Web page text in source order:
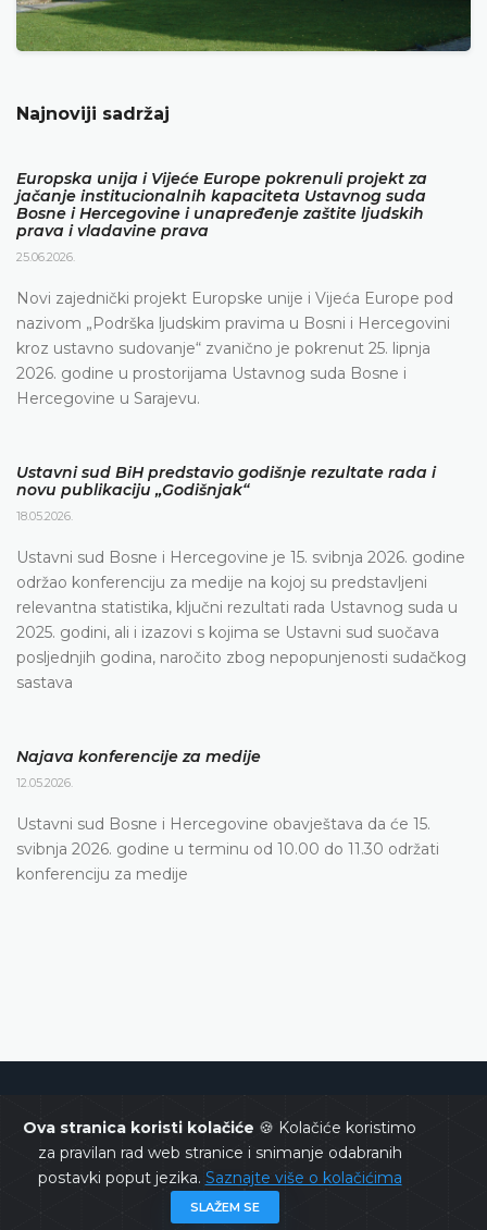
Ova stranica koristi kolačiće 🍪 Kolačiće koristimo
za pravilan rad web stranice i snimanje odabranih
postavki poput jezika. Saznajte više o kolačićima
SLAŽEM SE
Najnoviji sadržaj
Europska unija i Vijeće Europe pokrenuli projekt za
jačanje institucionalnih kapaciteta Ustavnog suda
Bosne i Hercegovine i unapređenje zaštite ljudskih
prava i vladavine prava
25.06.2026.
Novi zajednički projekt Europske unije i Vijeća Europe pod
nazivom „Podrška ljudskim pravima u Bosni i Hercegovini
kroz ustavno sudovanje“ zvanično je pokrenut 25. lipnja
2026. godine u prostorijama Ustavnog suda Bosne i
Hercegovine u Sarajevu.
Ustavni sud BiH predstavio godišnje rezultate rada i
novu publikaciju „Godišnjak“
18.05.2026.
Ustavni sud Bosne i Hercegovine je 15. svibnja 2026. godine
održao konferenciju za medije na kojoj su predstavljeni
relevantna statistika, ključni rezultati rada Ustavnog suda u
2025. godini, ali i izazovi s kojima se Ustavni sud suočava
posljednjih godina, naročito zbog nepopunjenosti sudačkog
sastava
Najava konferencije za medije
12.05.2026.
Ustavni sud Bosne i Hercegovine obavještava da će 15.
svibnja 2026. godine u terminu od 10.00 do 11.30 održati
konferenciju za medije
Ustavni sud BiH